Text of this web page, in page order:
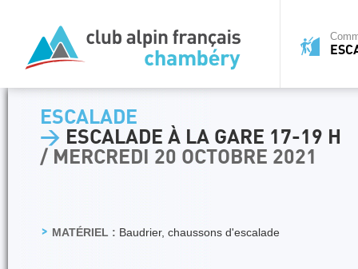
ESCALADE
> ESCALADE À LA GARE 17-19 H
/ MERCREDI 20 OCTOBRE 2021
MATÉRIEL : Baudrier, chaussons d'escalade